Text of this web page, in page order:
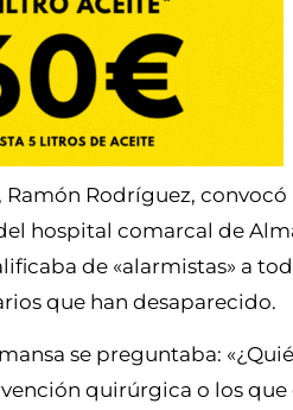
Rodríguez, convocó
hospital comarcal de
de «alarmistas» a
que han desaparecido.
se preguntaba:
quirúrgica o los